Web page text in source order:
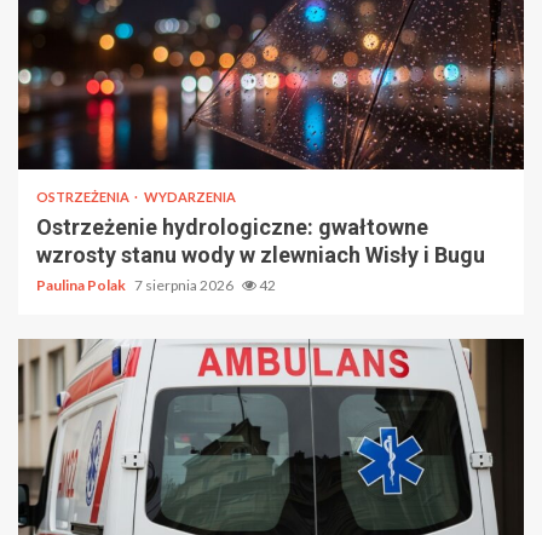
OSTRZEŻENIA WYDARZENIA
Ostrzeżenie hydrologiczne: gwałtowne
wzrosty stanu wody w zlewniach Wisły i Bugu
Paulina Polak 7 sierpnia 2026 42